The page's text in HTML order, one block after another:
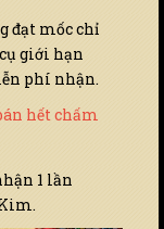
đạt mốc chỉ
giới hạn
phí nhận.
hết chấm
1 lần